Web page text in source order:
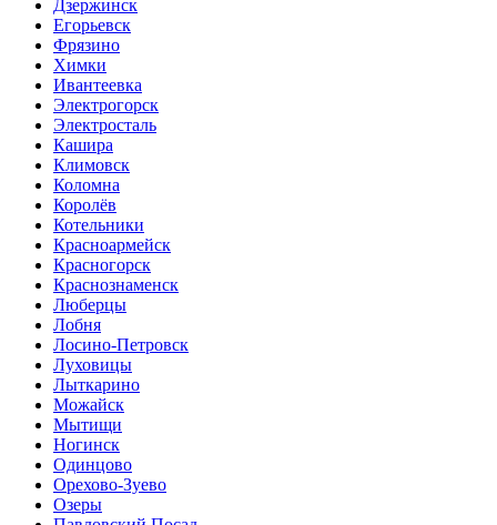
Дзержинск
Егорьевск
Фрязино
Химки
Ивантеевка
Электрогорск
Электросталь
Кашира
Климовск
Коломна
Королёв
Котельники
Красноармейск
Красногорск
Краснознаменск
Люберцы
Лобня
Лосино-Петровск
Луховицы
Лыткарино
Можайск
Мытищи
Ногинск
Одинцово
Орехово-Зуево
Озеры